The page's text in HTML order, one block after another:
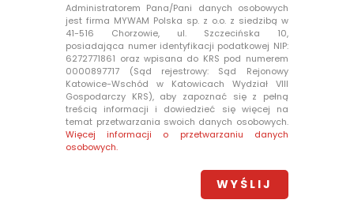
Administratorem Pana/Pani danych osobowych
jest firma MYWAM Polska sp. z o.o. z siedzibą w
41-516 Chorzowie, ul. Szczecińska 10,
posiadająca numer identyfikacji podatkowej NIP:
6272771861 oraz wpisana do KRS pod numerem
0000897717 (Sąd rejestrowy: Sąd Rejonowy
Katowice-Wschód w Katowicach Wydział VIII
Gospodarczy KRS), aby zapoznać się z pełną
treścią informacji i dowiedzieć się więcej na
temat przetwarzania swoich danych osobowych.
Więcej informacji o przetwarzaniu danych
osobowych.